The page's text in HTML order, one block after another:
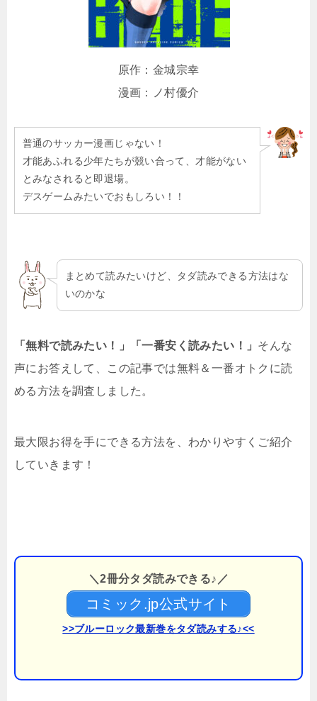
原作：金城宗幸
漫画：ノ村優介
普通のサッカー漫画じゃない！
才能あふれる少年たちが競い合って、才能がない
とみなされると即退場。
デスゲームみたいでおもしろい！！
まとめて読みたいけど、タダ読みできる方法はな
いのかな
「無料で読みたい！」「一番安く読みたい！」 そんな
声にお答えして、この記事では無料＆一番オトクに読
める方法を調査しました。
最大限お得を手にできる方法を、わかりやすくご紹介
していきます！
＼2冊分タダ読みできる♪／
コミック.jp公式サイト
>>ブルーロック最新巻をタダ読みする♪<<